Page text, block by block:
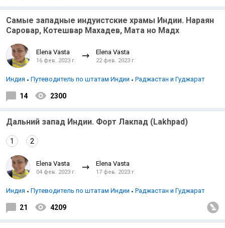
Самые западные индуистские храмы Индии. Нараян
Саровар, Котешвар Махадев, Мата но Мадх
Elena Vasta
16 фев. 2023 г.
Elena Vasta
22 фев. 2023 г.
Индия Путеводитель по штатам Индии Раджастан и Гуджарат
14 2300
Дальний запад Индии. Форт Лакпад (Lakhpad)
1 2
Elena Vasta
04 фев. 2023 г.
Elena Vasta
17 фев. 2023 г.
Индия Путеводитель по штатам Индии Раджастан и Гуджарат
21 4209